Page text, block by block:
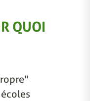
QUOI